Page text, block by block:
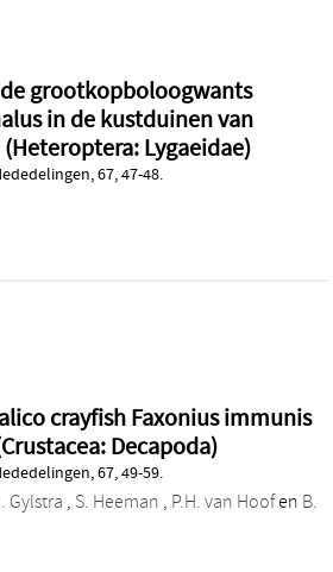
grootkopboloogwants
in de kustduinen van
Lygaeidae)
67, 47-48.
crayfish Faxonius immunis
Decapoda)
67, 49-59.
Gylstra , S. Heeman , P.H. van Hoofen B.